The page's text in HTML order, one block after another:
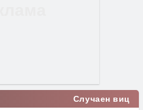
Случаен виц